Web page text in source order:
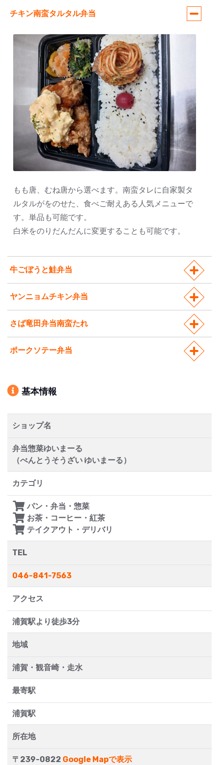
チキン南蛮タルタル弁当
もも唐、むね唐から選べます。南蛮タレに自家製タ
ルタルがをのせた、食べご耐えある人気メニューで
す。単品も可能です。
白米をのりだんだんに変更することも可能です。
牛ごぼうと鮭弁当
ヤンニョムチキン弁当
さば竜田弁当南蛮たれ
ポークソテー弁当
基本情報
ショップ名
弁当惣菜ゆいまーる
（べんとうそうざい ゆいまーる）
カテゴリ
パン・弁当・惣菜
お茶・コーヒー・紅茶
テイクアウト・デリバリ
TEL
046-841-7563
アクセス
浦賀駅より徒歩3分
地域
浦賀・観音崎・走水
最寄駅
浦賀駅
所在地
〒239-0822 Google Mapで表示